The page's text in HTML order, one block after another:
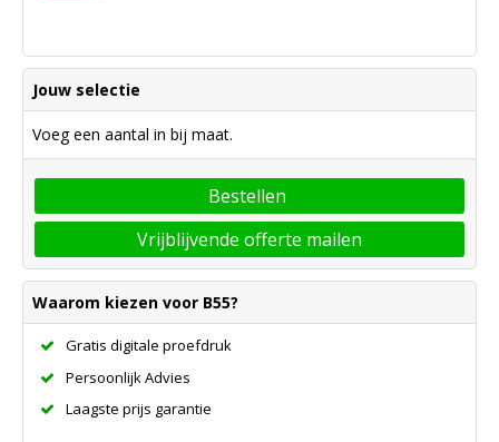
Jouw selectie
Voeg een aantal in bij maat.
Bestellen
Vrijblijvende offerte mailen
Waarom kiezen voor B55?
Gratis digitale proefdruk
Persoonlijk Advies
Laagste prijs garantie